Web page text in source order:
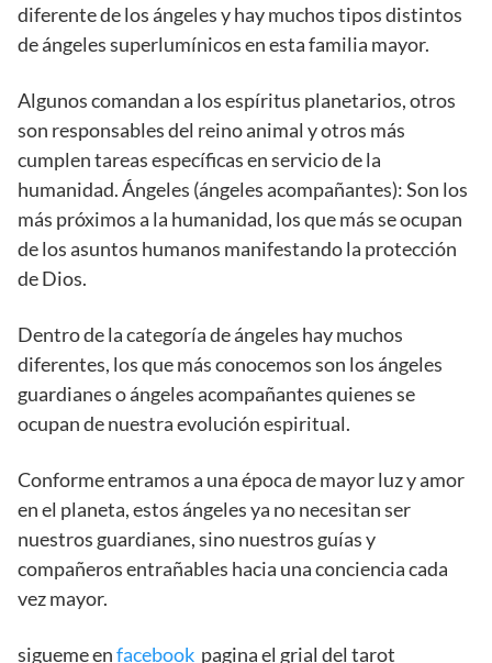
diferente de los ángeles y hay muchos tipos distintos
de ángeles superlumínicos en esta familia mayor.
Algunos comandan a los espíritus planetarios, otros
son responsables del reino animal y otros más
cumplen tareas específicas en servicio de la
humanidad. Ángeles (ángeles acompañantes): Son los
más próximos a la humanidad, los que más se ocupan
de los asuntos humanos manifestando la protección
de Dios.
Dentro de la categoría de ángeles hay muchos
diferentes, los que más conocemos son los ángeles
guardianes o ángeles acompañantes quienes se
ocupan de nuestra evolución espiritual.
Conforme entramos a una época de mayor luz y amor
en el planeta, estos ángeles ya no necesitan ser
nuestros guardianes, sino nuestros guías y
compañeros entrañables hacia una conciencia cada
vez mayor.
sigueme enfacebook pagina el grial del tarot